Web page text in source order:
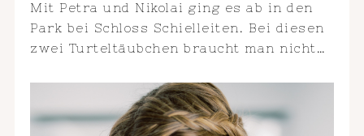
Mit Petra und Nikolai ging es ab in den
Park bei Schloss Schielleiten. Bei diesen
zwei Turteltäubchen braucht man nicht…